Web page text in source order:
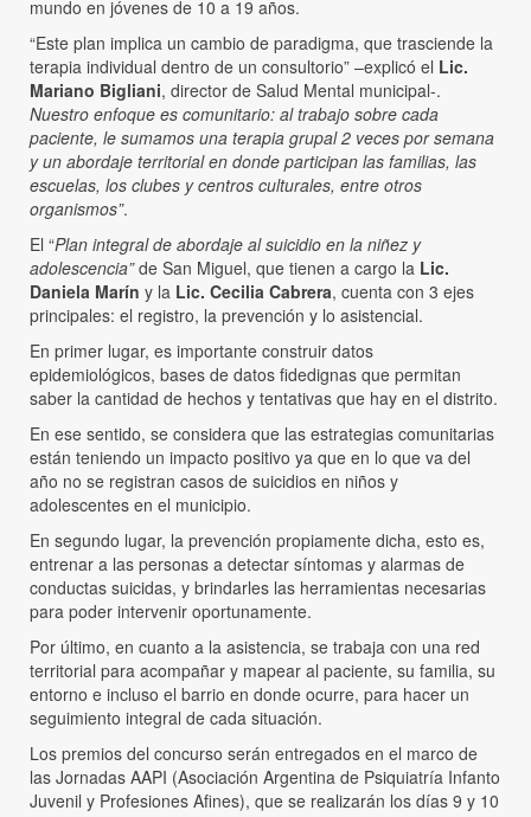
mundo en jóvenes de 10 a 19 años.
“Este plan implica un cambio de paradigma, que trasciende la
terapia individual dentro de un consultorio” –explicó el Lic.
Mariano Bigliani, director de Salud Mental municipal-.
Nuestro enfoque es comunitario: al trabajo sobre cada
paciente, le sumamos una terapia grupal 2 veces por semana
y un abordaje territorial en donde participan las familias, las
escuelas, los clubes y centros culturales, entre otros
organismos”.
El “Plan integral de abordaje al suicidio en la niñez y
adolescencia”de San Miguel, que tienen a cargo la Lic.
Daniela Marín y la Lic. Cecilia Cabrera, cuenta con 3 ejes
principales: el registro, la prevención y lo asistencial.
En primer lugar, es importante construir datos
epidemiológicos, bases de datos fidedignas que permitan
saber la cantidad de hechos y tentativas que hay en el distrito.
En ese sentido, se considera que las estrategias comunitarias
están teniendo un impacto positivo ya que en lo que va del
año no se registran casos de suicidios en niños y
adolescentes en el municipio.
En segundo lugar, la prevención propiamente dicha, esto es,
entrenar a las personas a detectar síntomas y alarmas de
conductas suicidas, y brindarles las herramientas necesarias
para poder intervenir oportunamente.
Por último, en cuanto a la asistencia, se trabaja con una red
territorial para acompañar y mapear al paciente, su familia, su
entorno e incluso el barrio en donde ocurre, para hacer un
seguimiento integral de cada situación.
Los premios del concurso serán entregados en el marco de
las Jornadas AAPI (Asociación Argentina de Psiquiatría Infanto
Juvenil y Profesiones Afines), que se realizarán los días 9 y 10